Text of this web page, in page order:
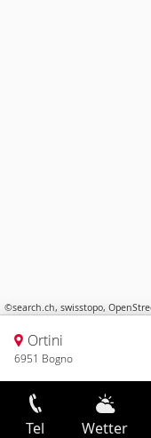
©search.ch, swisstopo,
Ortini
6951 Bogno
Tel Wetter